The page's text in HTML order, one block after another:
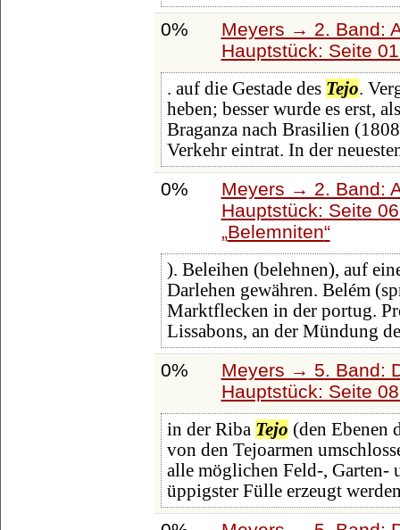
0%
Meyers → 2. Band:
Hauptstück: Seite
. auf die Gestade des Tejo.
heben; besser wurde es erst,
Braganza nach Brasilien
Verkehr eintrat. In der
0%
Meyers → 2. Band:
Hauptstück: Seite
Belemniten
). Beleihen (belehnen), auf
Darlehen gewähren. Belém
Marktflecken in der portug.
Lissabons, an der Mündung
0%
Meyers → 5. Band:
Hauptstück: Seite
in der Riba Tejo (den Ebenen
von den Tejoarmen
alle möglichen Feld-, Garten-
üppigster Fülle erzeugt